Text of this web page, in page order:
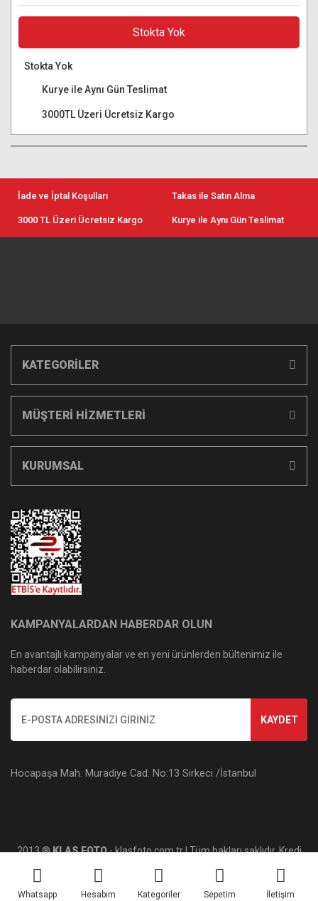
Stokta Yok
Stokta Yok
Kurye ile Aynı Gün Teslimat
3000TL Üzeri Ücretsiz Kargo
Whatsapp Hesabım Kategoriler Sepetim İletişim
İade ve İptal Koşulları Takas ile Satın Alma
3000 TL Üzeri Ücretsiz Kargo Kurye ile Aynı Gün Teslimat
KATEGORİLER
MÜŞTERİ HİZMETLERİ
KURUMSAL
KAMPANYALARDAN HABERDAR OLUN
En avantajlı kampanyalar ve en yeni ürünlerden bültenimiz ile
haberdar olabilirsiniz.
KAYDET
Hocapaşa Mah. Muradiye Cad. No:13 Sirkeci /İstanbul
2013 ®KLAS FOTO- klasfoto.com.tr | Tüm hakları saklıdır. Kredi